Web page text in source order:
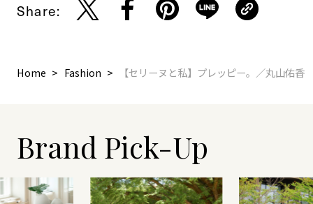
Share:
Home Fashion 【セリーヌと私】プレッピー。／丸山佑香
Brand Pick-Up